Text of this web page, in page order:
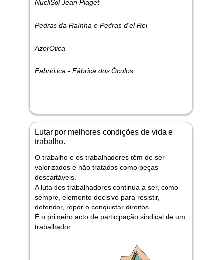
NucliSol Jean Piaget
Pedras da Raínha e Pedras d'el Rei
AzorOtica
Fabriótica - Fábrica dos Óculos
Lutar por melhores condições de vida e
trabalho.
O trabalho e os trabalhadores têm de ser
valorizados e não tratados como peças
descartáveis.
A luta dos trabalhadores continua a ser, como
sempre, elemento decisivo para resistir,
defender, repor e conquistar direitos.
É o primeiro acto de participação sindical de um
trabalhador.